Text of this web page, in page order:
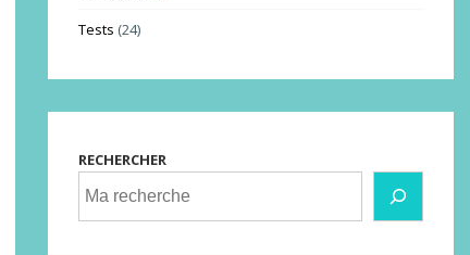
Tests (24)
RECHERCHER